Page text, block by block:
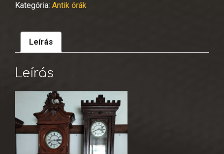
Kategória: Antik órák
Leírás
Leírás